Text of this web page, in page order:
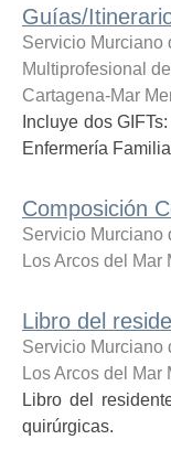
Guías/
Servicio Murciano
Multiprofesional
Cartagena-Mar
Incluye dos
Enfermería
Composición
Servicio Murciano
Los Arcos del Mar
Libro del
Servicio Murciano
Los Arcos del Mar
Libro del
quirúrgicas.